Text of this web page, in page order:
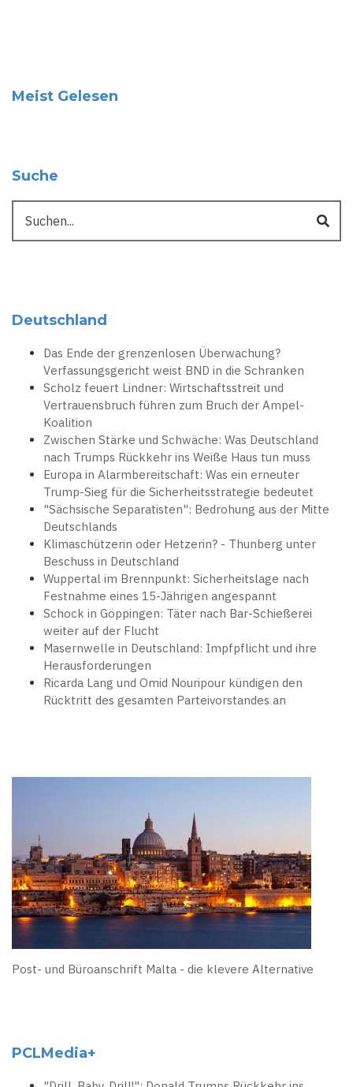
Meist Gelesen
Suche
Deutschland
Das Ende der grenzenlosen Überwachung?
Verfassungsgericht weist BND in die Schranken
Scholz feuert Lindner: Wirtschaftsstreit und
Vertrauensbruch führen zum Bruch der Ampel-
Koalition
Zwischen Stärke und Schwäche: Was Deutschland
nach Trumps Rückkehr ins Weiße Haus tun muss
Europa in Alarmbereitschaft: Was ein erneuter
Trump-Sieg für die Sicherheitsstrategie bedeutet
"Sächsische Separatisten": Bedrohung aus der Mitte
Deutschlands
Klimaschützerin oder Hetzerin? - Thunberg unter
Beschuss in Deutschland
Wuppertal im Brennpunkt: Sicherheitslage nach
Festnahme eines 15-Jährigen angespannt
Schock in Göppingen: Täter nach Bar-Schießerei
weiter auf der Flucht
Masernwelle in Deutschland: Impfpflicht und ihre
Herausforderungen
Ricarda Lang und Omid Nouripour kündigen den
Rücktritt des gesamten Parteivorstandes an
Post- und Büroanschrift Malta - die klevere Alternative
PCLMedia+